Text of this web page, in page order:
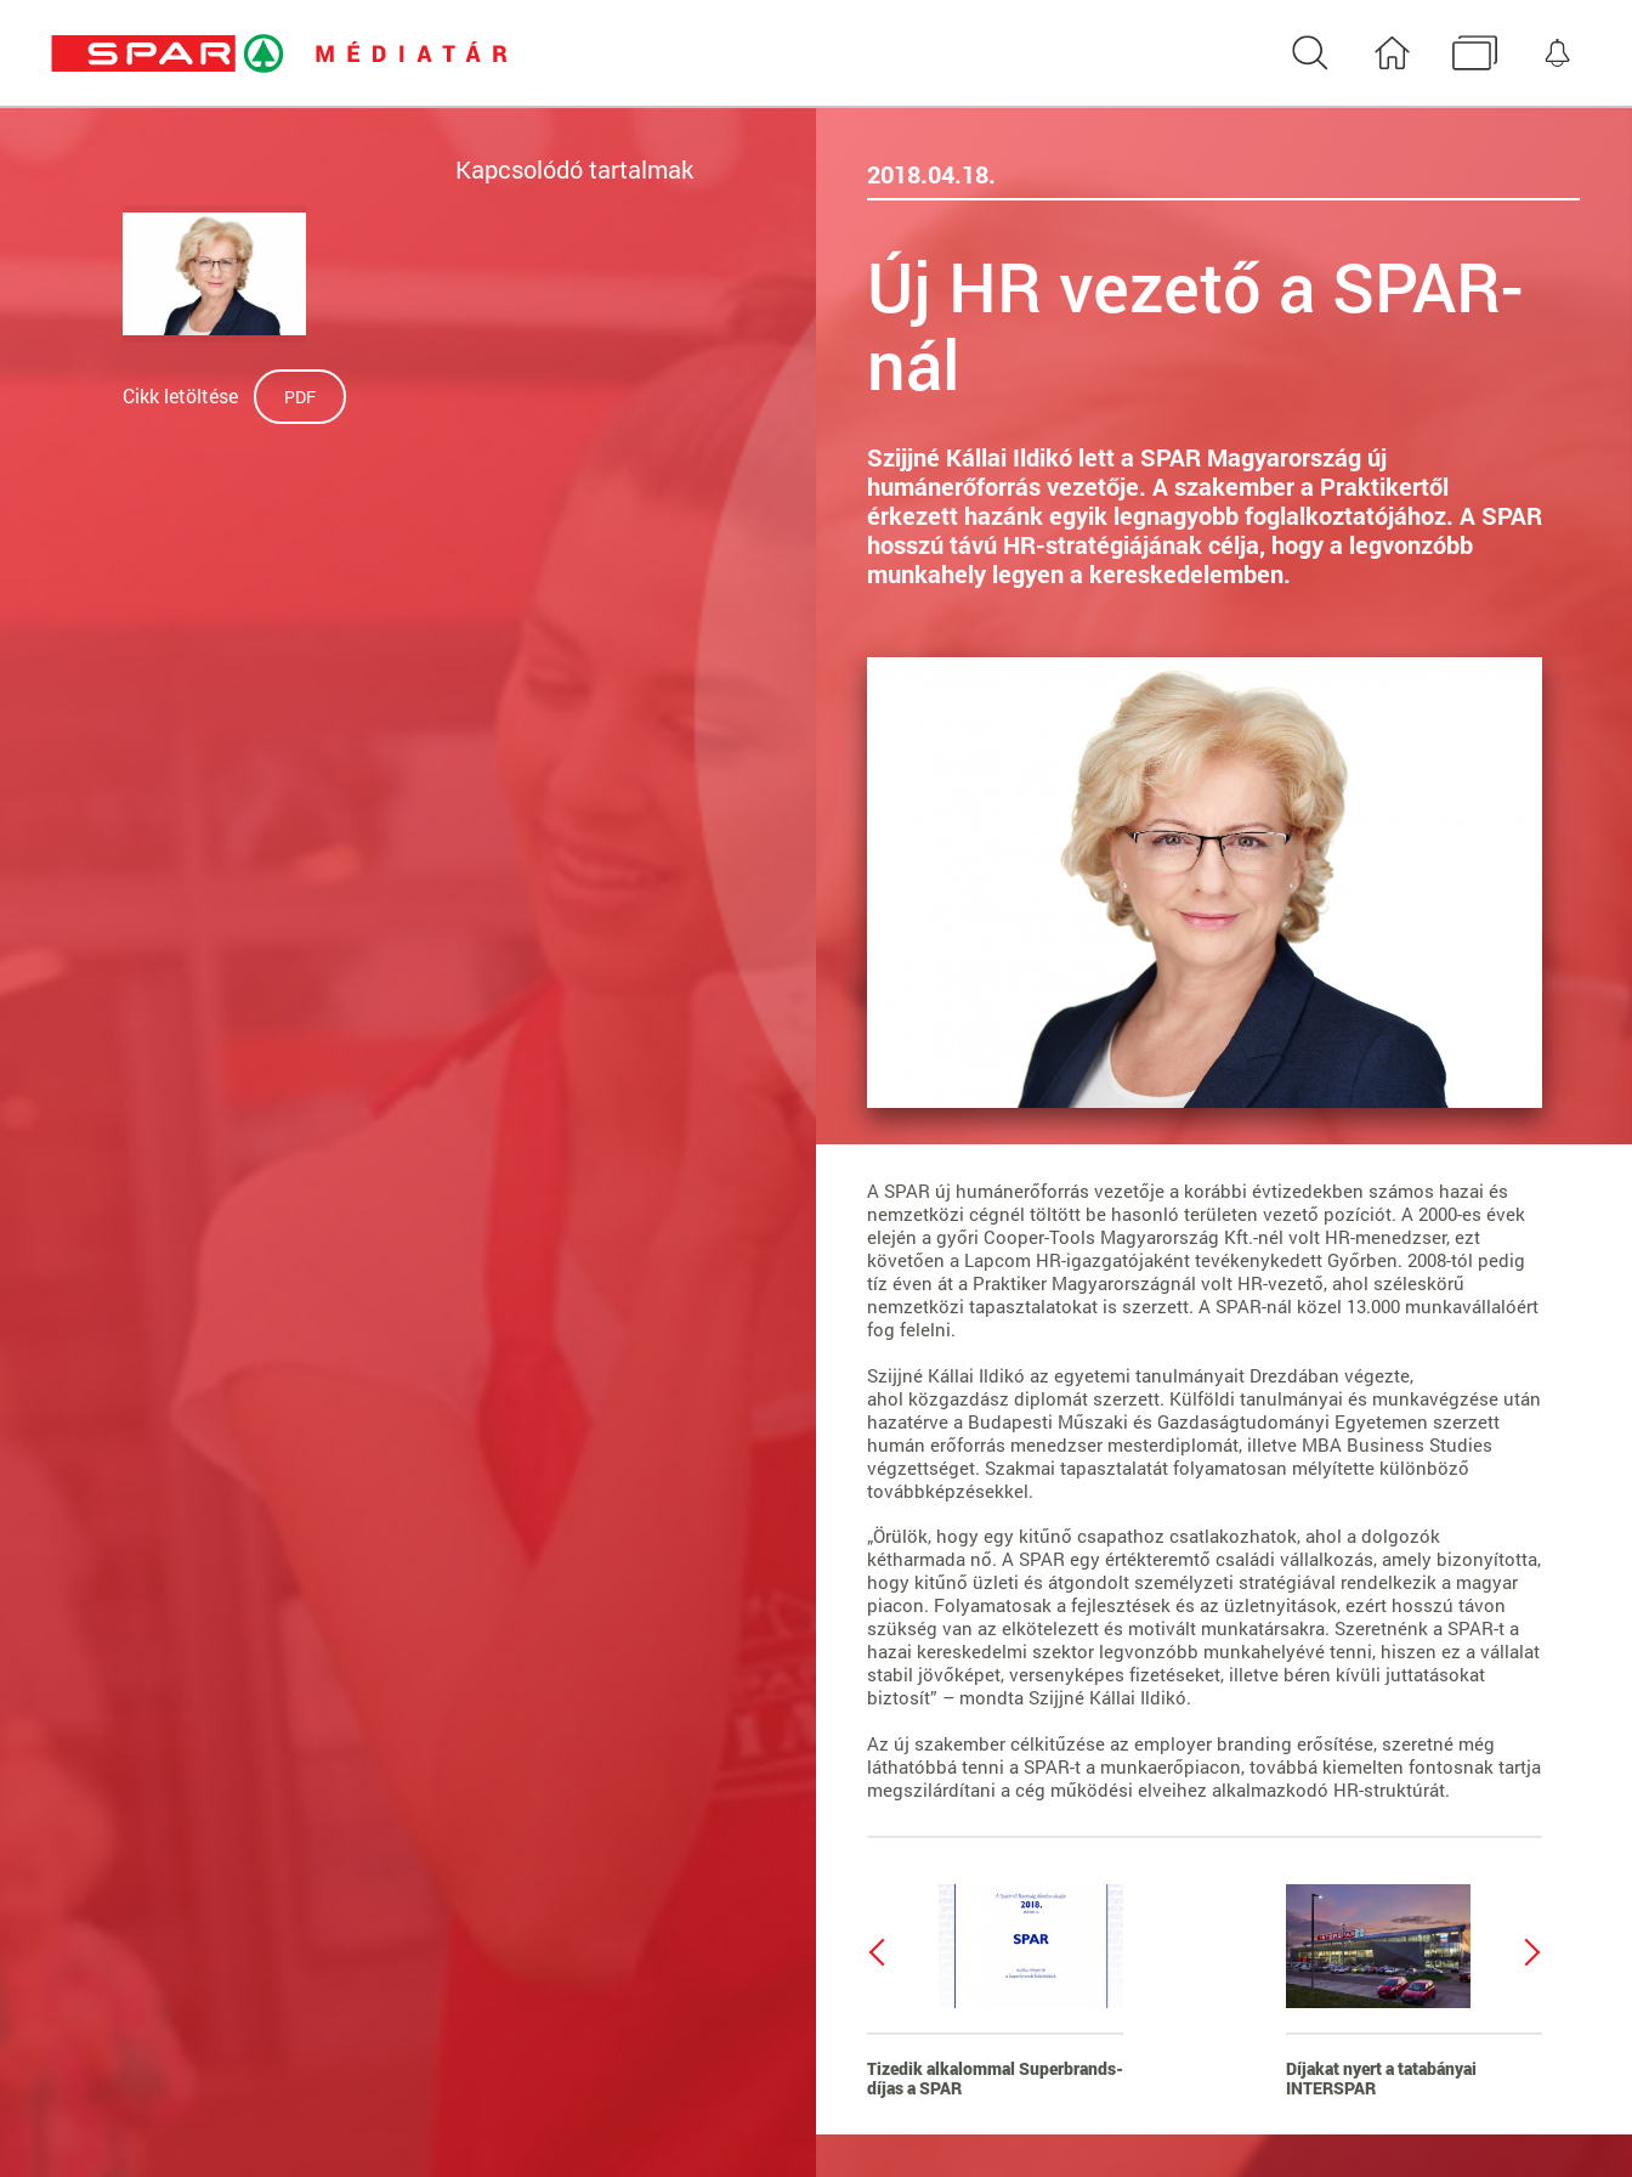
Kapcsolódó tartalmak
Cikk letöltése PDF
2018.04.18.
Új HR vezető a SPAR-
nál
Szijjné Kállai Ildikó lett a SPAR Magyarország új
humánerőforrás vezetője. A szakember a Praktikertől
érkezett hazánk egyik legnagyobb foglalkoztatójához. A SPAR
hosszú távú HR-stratégiájának célja, hogy a legvonzóbb
munkahely legyen a kereskedelemben.
A SPAR új humánerőforrás vezetője a korábbi évtizedekben számos hazai és
nemzetközi cégnél töltött be hasonló területen vezető pozíciót. A 2000-es évek
elején a győri Cooper-Tools Magyarország Kft.-nél volt HR-menedzser, ezt
követően a Lapcom HR-igazgatójaként tevékenykedett Győrben. 2008-tól pedig
tíz éven át a Praktiker Magyarországnál volt HR-vezető, ahol széleskörű
nemzetközi tapasztalatokat is szerzett. A SPAR-nál közel 13.000 munkavállalóért
fog felelni.
Szijjné Kállai Ildikó az egyetemi tanulmányait Drezdában végezte,
ahol közgazdász diplomát szerzett. Külföldi tanulmányai és munkavégzése után
hazatérve a Budapesti Műszaki és Gazdaságtudományi Egyetemen szerzett
humán erőforrás menedzser mesterdiplomát, illetve MBA Business Studies
végzettséget. Szakmai tapasztalatát folyamatosan mélyítette különböző
továbbképzésekkel.
„Örülök, hogy egy kitűnő csapathoz csatlakozhatok, ahol a dolgozók
kétharmada nő. A SPAR egy értékteremtő családi vállalkozás, amely bizonyította,
hogy kitűnő üzleti és átgondolt személyzeti stratégiával rendelkezik a magyar
piacon. Folyamatosak a fejlesztések és az üzletnyitások, ezért hosszú távon
szükség van az elkötelezett és motivált munkatársakra. Szeretnénk a SPAR-t a
hazai kereskedelmi szektor legvonzóbb munkahelyévé tenni, hiszen ez a vállalat
stabil jövőképet, versenyképes fizetéseket, illetve béren kívüli juttatásokat
biztosít” – mondta Szijjné Kállai Ildikó.
Az új szakember célkitűzése az employer branding erősítése, szeretné még
láthatóbbá tenni a SPAR-t a munkaerőpiacon, továbbá kiemelten fontosnak tartja
megszilárdítani a cég működési elveihez alkalmazkodó HR-struktúrát.
Tizedik alkalommal Superbrands-
díjas a SPAR
Díjakat nyert a tatabányai
INTERSPAR